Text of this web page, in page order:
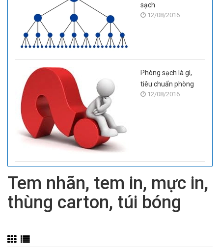
sạch
12/08/2016
Phòng sạch là gì,
tiêu chuẩn phòng
sạch12/08/2016
Tem nhãn, tem in, mực in,
thùng carton, túi bóng